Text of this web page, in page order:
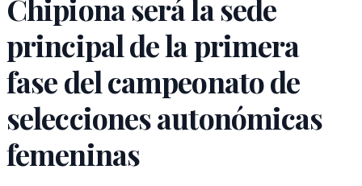
Chipiona será la sede
principal de la primera
fase del campeonato de
selecciones autonómicas
femeninas